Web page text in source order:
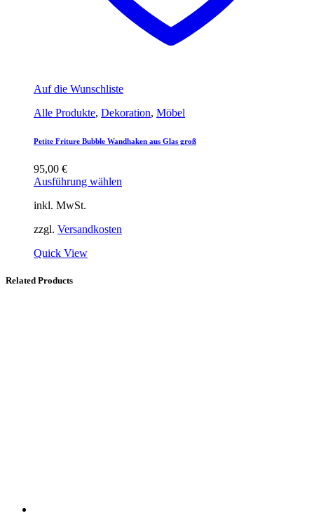
Auf die Wunschliste
Alle Produkte, Dekoration, Möbel
Petite Friture Bubble Wandhaken aus Glas groß
95,00 €
Ausführung wählen
inkl. MwSt.
zzgl. Versandkosten
Quick View
Related Products